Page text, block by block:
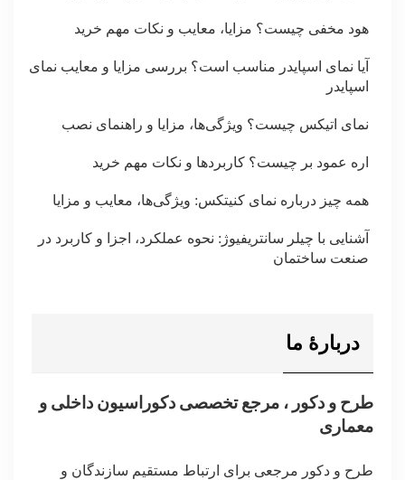
هود مخفی چیست؟ مزایا، معایب و نکات مهم خرید
آیا نمای اسپایدر مناسب است؟ بررسی مزایا و معایب نمای
اسپایدر
نمای اتیکس چیست؟ ویژگی‌ها، مزایا و راهنمای نصب
اره عمود بر چیست؟ کاربردها و نکات مهم خرید
همه چیز درباره نمای کنیتکس: ویژگی‌ها، معایب و مزایا
آشنایی با چیلر سانتریفیوژ: نحوه عملکرد، اجزا و کاربرد در
صنعت ساختمان
دربارۀ ما
طرح و دکور ، مرجع تخصصی دکوراسیون داخلی و
معماری
طرح و دکور مرجعی برای ارتباط مستقیم سازندگان و